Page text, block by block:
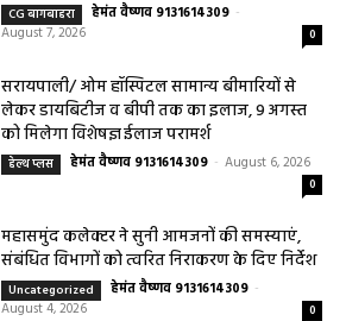
CG बागबाहरा हेमंत वैष्णव 9131614309 -
August 7, 2026
0
सरायपाली/ ओम हॉस्पिटल सामान्य बीमारियों से
लेकर डायबिटीज व बीपी तक का इलाज, 9 अगस्त
को मिलेगा विशेषज्ञ ईलाज परामर्श
हेल्थ प्लस हेमंत वैष्णव 9131614309 - August 6, 2026
0
महासमुंद कलेक्टर ने सुनी आमजनों की समस्याएं,
संबंधित विभागों को त्वरित निराकरण के दिए निर्देश
Uncategorized हेमंत वैष्णव 9131614309 -
August 4, 2026
0